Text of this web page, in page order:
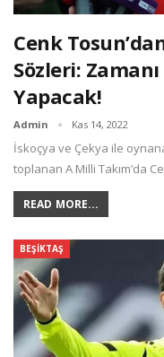
Cenk
Sözleri:
Yapacak!
Admin Kas 14, 2022
İskoçya ve Çekya ile
toplanan A Milli Takım’da
READ MORE...
BEŞIKTAŞ